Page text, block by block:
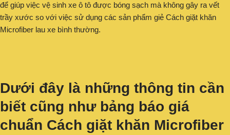
để giúp việc vệ sinh xe ô tô được bóng sạch mà không gây ra vết
trầy xước so với việc sử dụng các sản phẩm giẻ Cách giặt khăn
Microfiber lau xe bình thường.
Dưới đây là những thông tin cần
biết cũng như bảng báo giá
chuẩn Cách giặt khăn Microfiber